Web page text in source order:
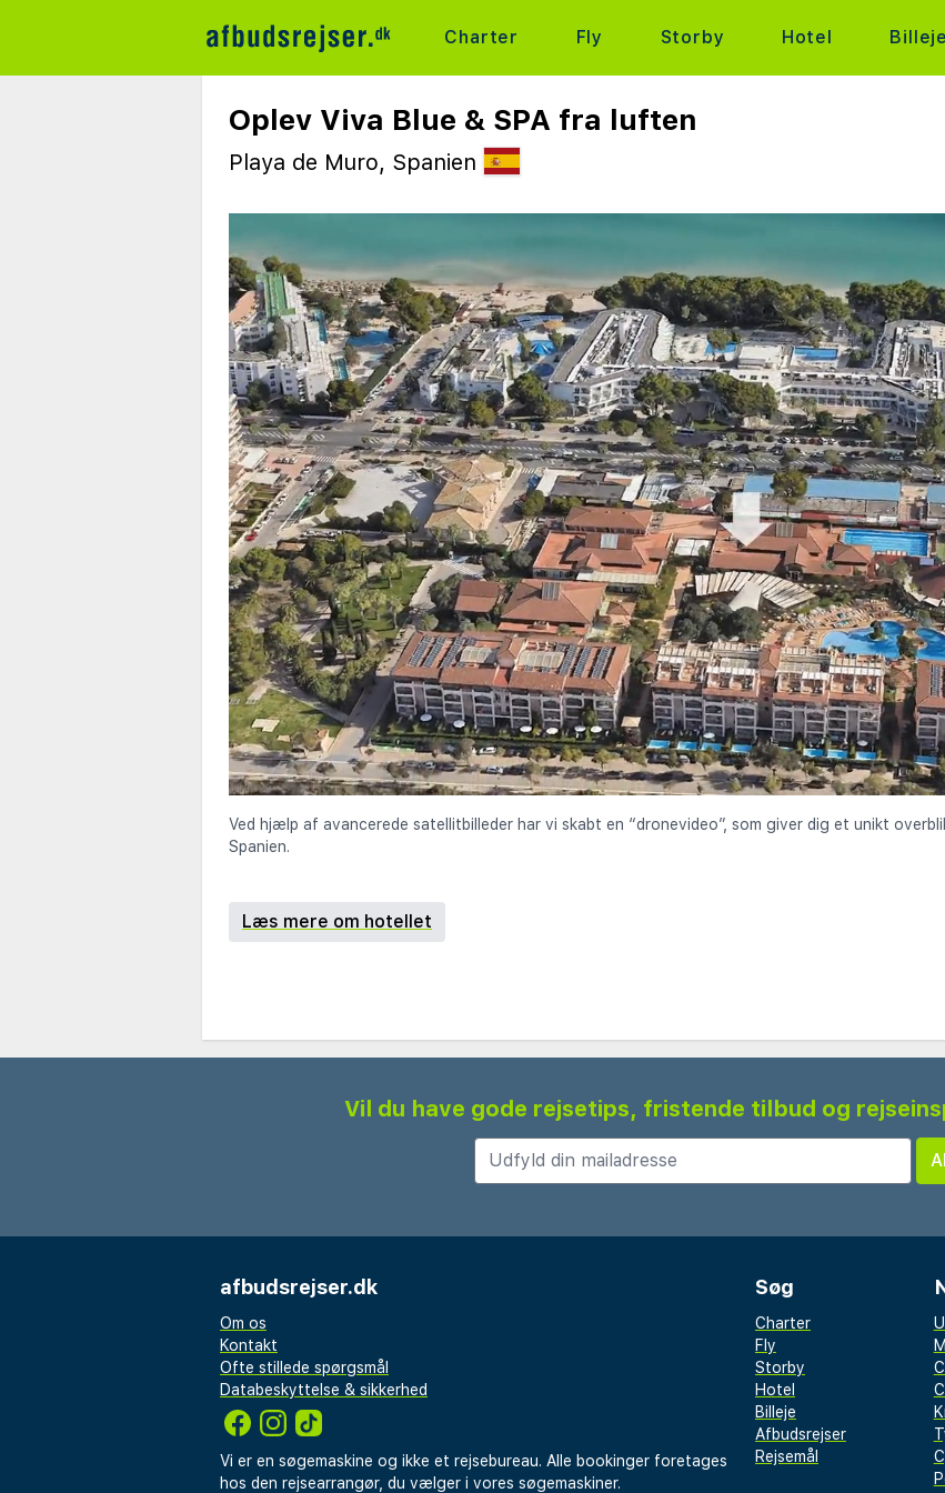
Charter Fly Storby Hotel Billeje
Oplev Viva Blue & SPA fra luften
Playa de Muro, Spanien
Ved hjælp af avancerede satellitbilleder har vi skabt en “dronevideo”, som giver dig et unikt
Spanien.
Læs mere om hotellet
Vil du have gode rejsetips, fristende tilbud og
afbudsrejser.dk
Om os
Kontakt
Ofte stillede spørgsmål
Databeskyttelse & sikkerhed
Vi er en søgemaskine og ikke et rejsebureau. Alle bookinger foretages
hos den rejsearrangør, du vælger i vores søgemaskiner.
Søg
Charter
Fly
Storby
Hotel
Billeje
Afbudsrejser
Rejsemål